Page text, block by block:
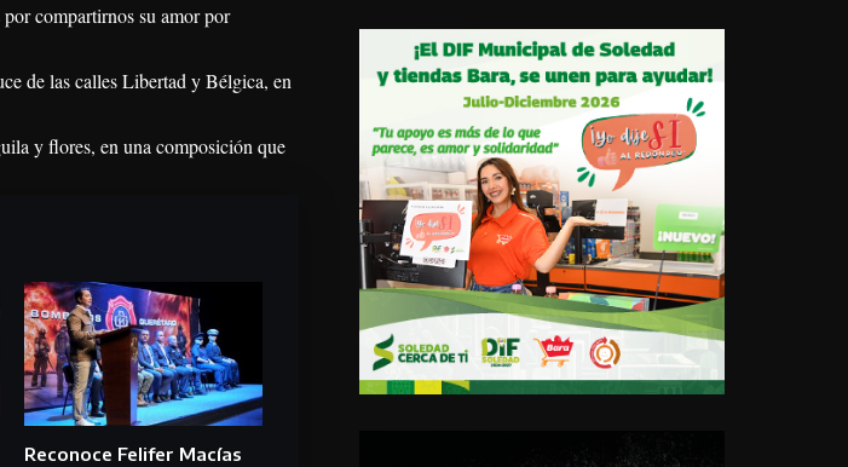
compartirnos su amor por
de las calles Libertad y Bélgica, en
y flores, en una composición que
Reconoce Felifer Macías